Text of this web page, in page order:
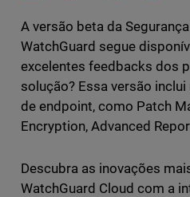
A versão beta da
WatchGuard segue
excelentes feedbacks dos
solução? Essa versão
de endpoint, como Patch
Encryption, Advanced
Descubra as inovações
WatchGuard Cloud com a